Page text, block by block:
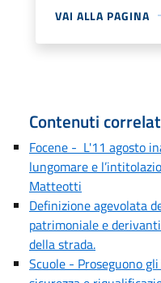
VAI ALLA PAGINA
Contenuti
Focene - L'11 agosto
lungomare e
Matteotti
Definizione agevolata
patrimoniale e
della strada.
Scuole - Proseguono